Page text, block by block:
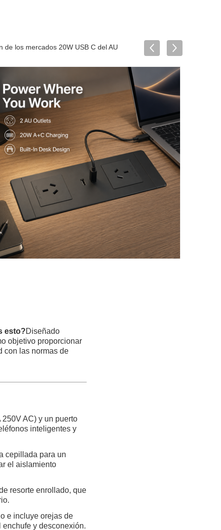
los mercados 20W USB C del AU
esto?Diseñado
objetivo proporcionar
con las normas de
AC) y un puerto
inteligentes y
cepillada para un
el aislamiento
resorte enrollado, que
e incluye orejas de
y desconexión.